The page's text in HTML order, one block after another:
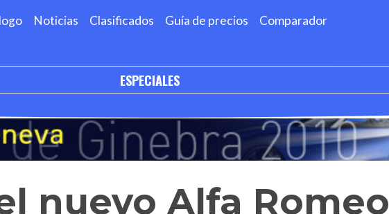
Noticias Clasificados Guía de precios Comparador
ESPECIALES
nuevo Alfa Romeo